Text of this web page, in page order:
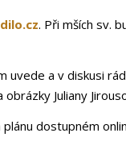
. Při mších sv.
uvede a v diskusi
Juliany
dostupném